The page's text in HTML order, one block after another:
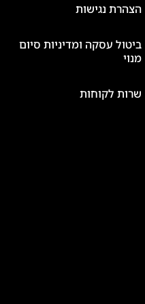
הצהרת נגישות
ביטול עסקה ומדיניות סיום
מנוי
שרות לקוחות